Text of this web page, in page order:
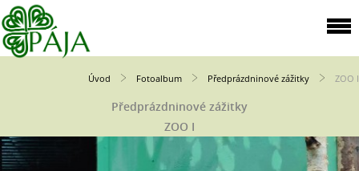
Úvod Fotoalbum Předprázdninové zážitky ZOO I
Předprázdninové zážitky
ZOO I